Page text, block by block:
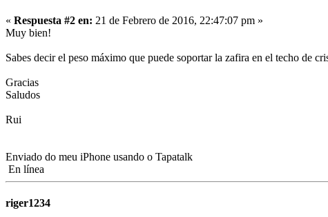
« Respuesta #2 en: 21 de Febrero de 2016, 22:47:07 pm »
Muy bien!
Sabes decir el peso máximo que puede soportar la zafira en el techo de
Gracias
Saludos
Rui
Enviado do meu iPhone usando o Tapatalk
En línea
riger1234